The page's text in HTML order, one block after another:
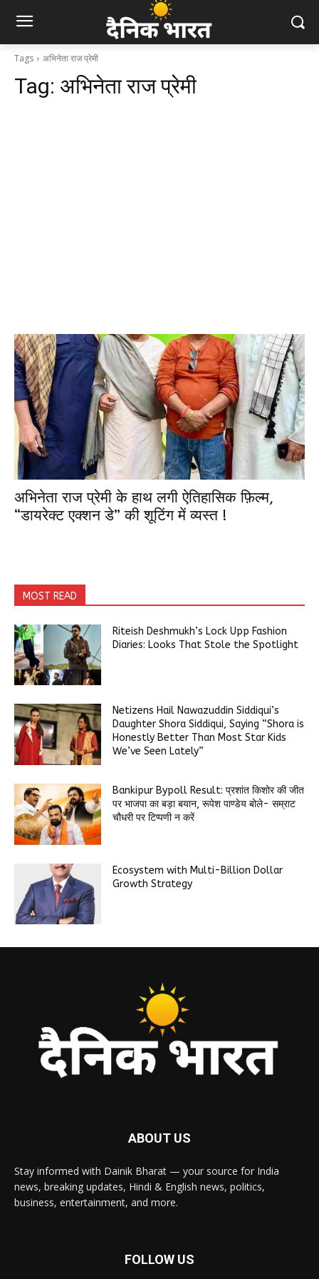
Tags अभिनेता राज प्रेमी
Tag: अभिनेता राज प्रेमी
अभिनेता राज प्रेमी के हाथ लगी ऐतिहासिक फ़िल्म,
“डायरेक्ट एक्शन डे” की शूटिंग में व्यस्त !
MOST READ
Riteish Deshmukh’s Lock Upp Fashion
Diaries: Looks That Stole the Spotlight
Netizens Hail Nawazuddin Siddiqui’s
Daughter Shora Siddiqui, Saying “Shora is
Honestly Better Than Most Star Kids
We’ve Seen Lately”
Bankipur Bypoll Result: प्रशांत किशोर की जीत
पर भाजपा का बड़ा बयान, रूपेश पाण्डेय बोले- सम्राट
चौधरी पर टिप्पणी न करें
Ecosystem with Multi-Billion Dollar
Growth Strategy
ABOUT US
Stay informed with Dainik Bharat — your source for India
news, breaking updates, Hindi & English news, politics,
business, entertainment, and more.
FOLLOW US